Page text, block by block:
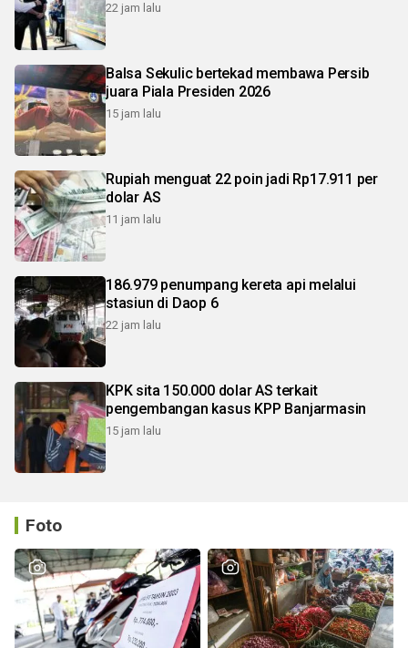
22 jam lalu
Balsa Sekulic bertekad membawa Persib
juara Piala Presiden 2026
15 jam lalu
Rupiah menguat 22 poin jadi Rp17.911 per
dolar AS
11 jam lalu
186.979 penumpang kereta api melalui
stasiun di Daop 6
22 jam lalu
KPK sita 150.000 dolar AS terkait
pengembangan kasus KPP Banjarmasin
15 jam lalu
Foto